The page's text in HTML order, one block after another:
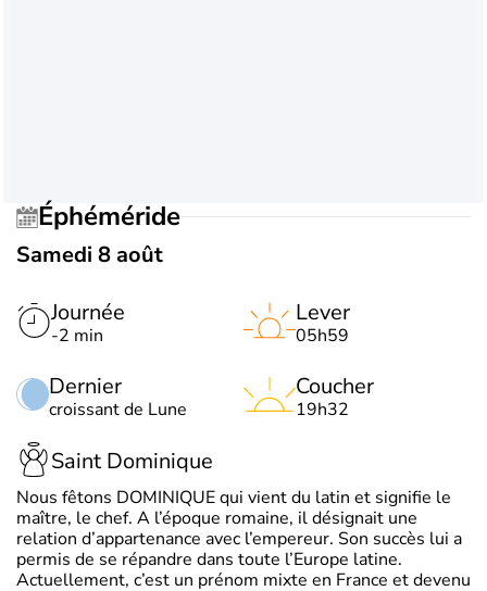
Éphéméride
Samedi 8 août
Journée
-2 min
Dernier
croissant de Lune
Lever
05h59
Coucher
19h32
Saint Dominique
Nous fêtons DOMINIQUE qui vient du latin et signifie le
maître, le chef. A l’époque romaine, il désignait une
relation d’appartenance avec l’empereur. Son succès lui a
permis de se répandre dans toute l’Europe latine.
Actuellement, c’est un prénom mixte en France et devenu